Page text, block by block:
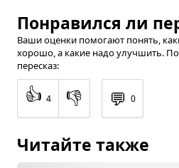
Понравился ли
Ваши оценки помогают понять,
хорошо, а какие надо улучшить.
пересказ:
👍 4 👎 💬 0
Читайте также